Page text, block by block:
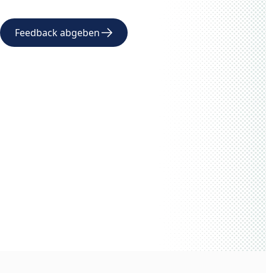
Feedback abgeben